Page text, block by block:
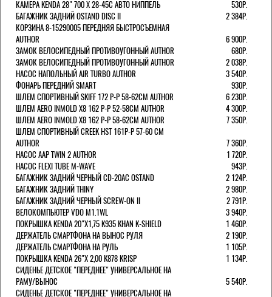
КАМЕРА KENDA 28" 700 Х 28-45С АВТО НИППЕЛЬ
530Р.
БАГАЖНИК ЗАДНИЙ OSTAND DISC II
2 384Р.
КОРЗИНА 8-15290005 ПЕРЕДНЯЯ БЫСТРОСЪЕМНАЯ
AUTHOR
6 900Р.
ЗАМОК ВЕЛОСИПЕДНЫЙ ПРОТИВОУГОННЫЙ AUTHOR
680Р.
ЗАМОК ВЕЛОСИПЕДНЫЙ ПРОТИВОУГОННЫЙ AUTHOR
2 038Р.
НАСОС НАПОЛЬНЫЙ AIR TURBO AUTHOR
3 540Р.
ФОНАРЬ ПЕРЕДНИЙ SMART
930Р.
ШЛЕМ СПОРТИВНЫЙ SKIFF 172 Р-Р 58-62СМ AUTHOR
6 230Р.
ШЛЕМ AERO INMOLD X8 162 Р-Р 52-58СМ AUTHOR
4 300Р.
ШЛЕМ AERO INMOLD X8 162 Р-Р 58-62СМ AUTHOR
7 350Р.
ШЛЕМ СПОРТИВНЫЙ CREEK HST 161Р-Р 57-60 СМ
AUTHOR
7 360Р.
НАСОС AAP TWIN 2 AUTHOR
1 720Р.
НАСОС FLEXI TUBE M-WAVE
943Р.
БАГАЖНИК ЗАДНИЙ ЧЕРНЫЙ СD-20AC OSTAND
2 124Р.
БАГАЖНИК ЗАДНИЙ THINY
2 980Р.
БАГАЖНИК ЗАДНИЙ ЧЕРНЫЙ SCREW-ON II
2 791Р.
ВЕЛОКОМПЬЮТЕР VDO M1.1WL
3 940Р.
ПОКРЫШКА KENDA 20"Х1,75 K935 KHAN K-SHIELD
1 460Р.
ДЕРЖАТЕЛЬ СМАРТФОНА НА ВЫНОС РУЛЯ
2 190Р.
ДЕРЖАТЕЛЬ СМАРТФОНА НА РУЛЬ
1 105Р.
ПОКРЫШКА KENDA 26"Х 2,00 K878 KRISP
1 134Р.
СИДЕНЬЕ ДЕТСКОЕ "ПЕРЕДНЕЕ" УНИВЕРСАЛЬНОЕ НА
РАМУ/ВЫНОС
5 540Р.
СИДЕНЬЕ ДЕТСКОЕ "ПЕРЕДНЕЕ" УНИВЕРСАЛЬНОЕ НА